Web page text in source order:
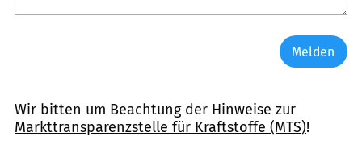
Melden
Wir bitten um Beachtung der Hinweise zur
Markttransparenzstelle für Kraftstoffe (MTS)!